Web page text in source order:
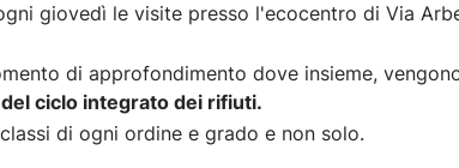
giovedì le visite presso l'ecocentro di Via
di approfondimento dove insieme,
ciclo integrato dei rifiuti.
di ogni ordine e grado e non solo.